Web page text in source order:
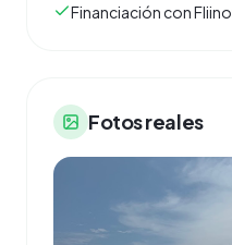
Financiación con
Fotos reales